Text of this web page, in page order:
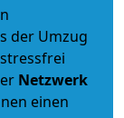
der Umzug
Netzwerk
einen